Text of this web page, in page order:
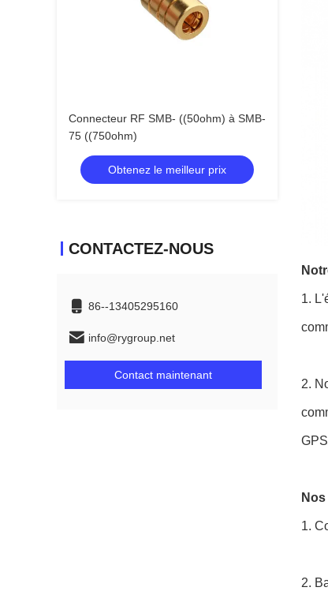
Connecteur RF SMB- ((50ohm) à SMB-
75 ((750ohm)
Obtenez le meilleur prix
CONTACTEZ-NOUS
86--13405295160
info@rygroup.net
Contact maintenant
1.
2.
1.
2.